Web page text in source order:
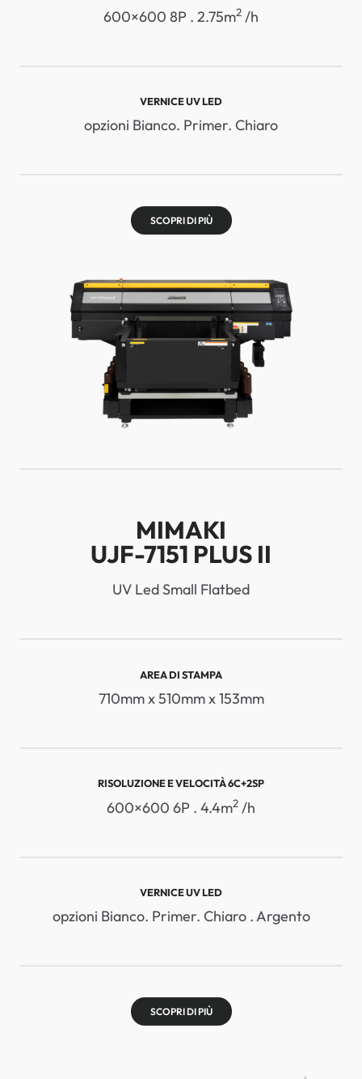
600×600 8P . 2.75m2 /h
VERNICE UV LED
opzioni Bianco. Primer. Chiaro
SCOPRI DI PIÙ
MIMAKI
UJF-7151 PLUS II
UV Led Small Flatbed
AREA DI STAMPA
710mm x 510mm x 153mm
RISOLUZIONE E VELOCITÀ 6C+2SP
600×600 6P . 4.4m2 /h
VERNICE UV LED
opzioni Bianco. Primer. Chiaro . Argento
SCOPRI DI PIÙ